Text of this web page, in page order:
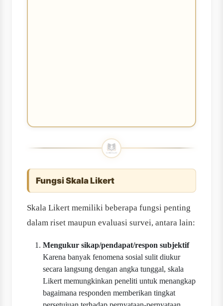
Fungsi Skala Likert
Skala Likert memiliki beberapa fungsi penting
dalam riset maupun evaluasi survei, antara lain:
Mengukur sikap/pendapat/respon subjektif
Karena banyak fenomena sosial sulit diukur
secara langsung dengan angka tunggal, skala
Likert memungkinkan peneliti untuk menangkap
bagaimana responden memberikan tingkat